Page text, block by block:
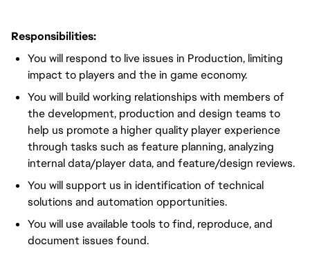
Responsibilities:
You will respond to live issues in Production, limiting
impact to players and the in game economy.
You will build working relationships with members of
the development, production and design teams to
help us promote a higher quality player experience
through tasks such as feature planning, analyzing
internal data/player data, and feature/design reviews.
You will support us in identification of technical
solutions and automation opportunities.
You will use available tools to find, reproduce, and
document issues found.